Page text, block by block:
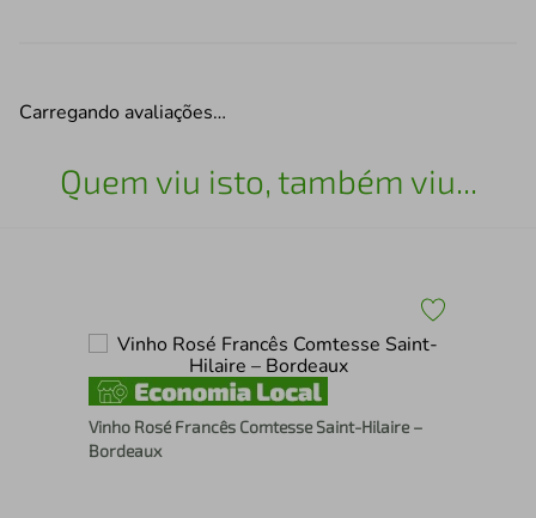
Carregando avaliações…
Quem viu isto, também viu...
Vinho Rosé Francês Comtesse Saint-Hilaire –
Bordeaux